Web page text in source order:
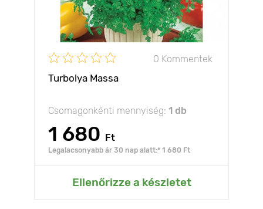
0 Kommentek
Turbolya Massa
Csomagonkénti mennyiség: 1 db
1 680 Ft
Legalacsonyabb ár 30 nap alatt:* 1 680 Ft
Ellenőrizze a készletet